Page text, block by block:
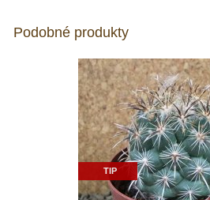
Podobné produkty
TIP